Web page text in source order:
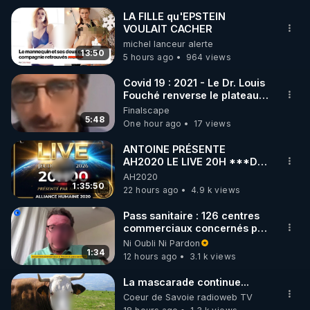
🌱 INSTAGRAM
https://www.instagram.com/rdlr_thierrycasasnovas/
http://rgnr.li/instagram
🌱 LA NEWSLETTER
Pour ne pas rater l’actualité RGNR (stages,
http://rgnr.li/news
🌱 VIDÉOS NON CENSURÉES SUR ODYSEE
Toutes les vidéos Youtube sont aussi sur la
http://rgnr.li/odysee
🌱 LES STAGES EN PRÉSENTIEL
13:50
LA FILLE qu'EPSTEIN
VOULAIT CACHER
michel lanceur alerte
5 hours ago
964 views
5:48
Covid 19 : 2021 - Le Dr. Louis
Fouché renverse le plateau
de CNews !
Finalscape
One hour ago
17 views
1:35:50
ANTOINE PRÉSENTE
AH2020 LE LIVE 20H ***DU
06/08/2026***
AH2020
22 hours ago
4.9 k views
1:34
Pass sanitaire : 126 centres
commerciaux concernés par
l'obligation dans toute la
France
Ni Oubli Ni Pardon
12 hours ago
3.1 k views
La mascarade continue...
Coeur de Savoie radioweb TV